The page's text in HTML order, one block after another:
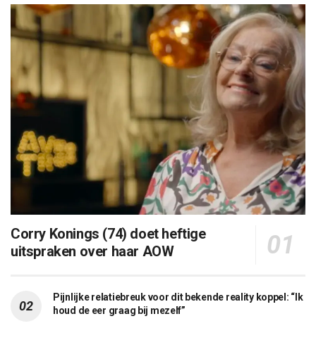
Corry Konings (74) doet heftige
uitspraken over haar AOW
Pijnlijke relatiebreuk voor dit bekende reality koppel: “Ik
houd de eer graag bij mezelf”